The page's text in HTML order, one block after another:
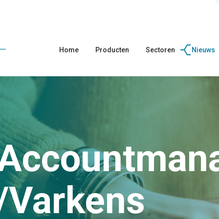
Home Producten Sectoren Nieuws